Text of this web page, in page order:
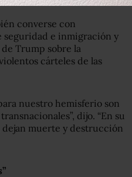
converse con
seguridad e inmigración y
Trump sobre la
cárteles de las
nuestro hemisferio son
dijo. “En su
muerte y destrucción